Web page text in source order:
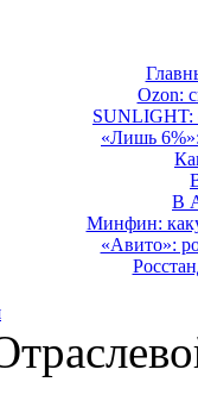
Ozon:
SUNLIGHT:
«Лишь
В
Минфин:
«Авито»: